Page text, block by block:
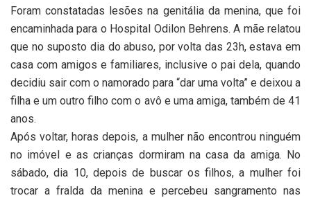
Foram constatadas lesões na genitália da menina, que foi
encaminhada para o Hospital Odilon Behrens. A mãe relatou
que no suposto dia do abuso, por volta das 23h, estava em
casa com amigos e familiares, inclusive o pai dela, quando
decidiu sair com o namorado para “dar uma volta” e deixou a
filha e um outro filho com o avô e uma amiga, também de 41
anos.
Após voltar, horas depois, a mulher não encontrou ninguém
no imóvel e as crianças dormiram na casa da amiga. No
sábado, dia 10, depois de buscar os filhos, a mulher foi
trocar a fralda da menina e percebeu sangramento nas